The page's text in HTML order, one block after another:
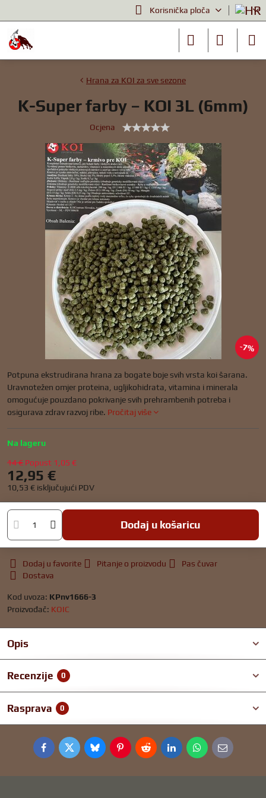
Korisnička ploča
7%
Hrana za KOI za sve sezone
K-Super farby – KOI 3L (6mm)
Ocjena
Potpuna ekstrudirana hrana za bogate boje svih vrsta koi šarana.
Uravnotežen omjer proteina, ugljikohidrata, vitamina i minerala
omogućuje pouzdano pokrivanje svih prehrambenih potreba i
osigurava zdrav razvoj ribe. Pročitaj više
Na lageru
14 € Popust 1,05 €
12,95 €
10,53 € isključujući PDV
Dodaj u košaricu
Dodaj u favorite Pitanje o proizvodu
Pas čuvar
Dostava
Kod uvoza: KPnv1666-3
Proizvođač: KOIC
Opis
Recenzije 0
Rasprava 0
FacebookTwitterBlueskyPinterestRedditLinkedInWhatsApp
E-
mail